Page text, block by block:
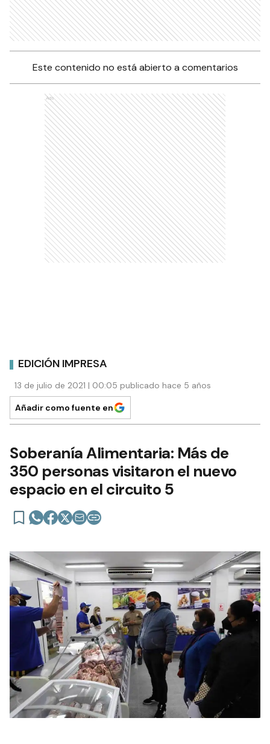
Este contenido no está abierto a comentarios
Ads
EDICIÓN IMPRESA
13 de julio de 2021 | 00:05 publicado hace 5 años
Añadir como fuente en
Soberanía Alimentaria: Más de
350 personas visitaron el nuevo
espacio en el circuito 5